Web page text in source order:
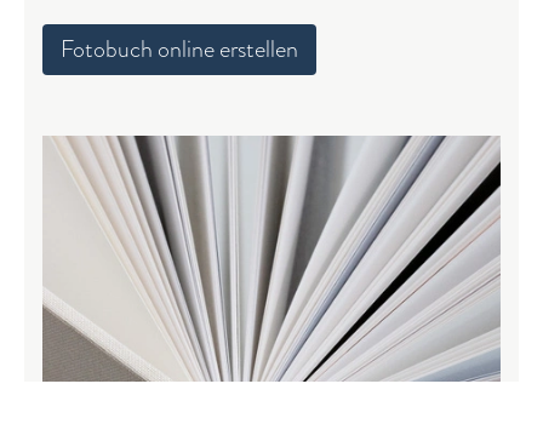
Fotobuch online erstellen